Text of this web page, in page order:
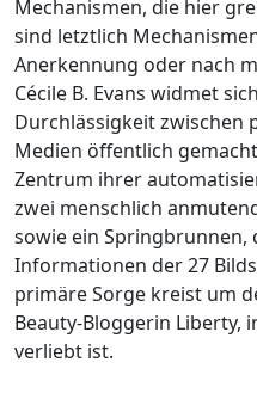
Mechanismen, die hier
sind letztlich
Anerkennung oder nach
Cécile B. Evans widmet
Durchlässigkeit zwischen
Medien öffentlich
Zentrum ihrer
zwei menschlich
sowie ein Springbrunnen,
Informationen der 27
primäre Sorge kreist um
Beauty-Bloggerin Liberty,
verliebt ist.